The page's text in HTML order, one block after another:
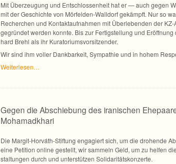
Mit Über­zeu­gung und Ent­schlos­sen­heit hat er — auch gegen
mit der Geschichte von Mörfelden-Walldorf gekämpft. Nur so
Recher­chen und Kon­takt­auf­nah­men mit Über­le­ben­den der
gegrün­det wer­den konnte. Bis zur Fer­tig­stel­lung und
hard Brehl als ihr Kuratoriumsvorsitzender.
Wir sind ihm vol­ler Dank­bar­keit, Sym­pa­thie und in hohem
Wei­ter­le­sen…
Gegen die Abschiebung des iranischen
Mohamadkhari
Die Margit-Horváth-Stiftung enga­giert sich, um die dro­hende
eine Peti­tion online gestellt, wir sam­meln Geld, um zu hel­fen
stal­tun­gen durch und unter­stüt­zen Solidaritätskonzerte.